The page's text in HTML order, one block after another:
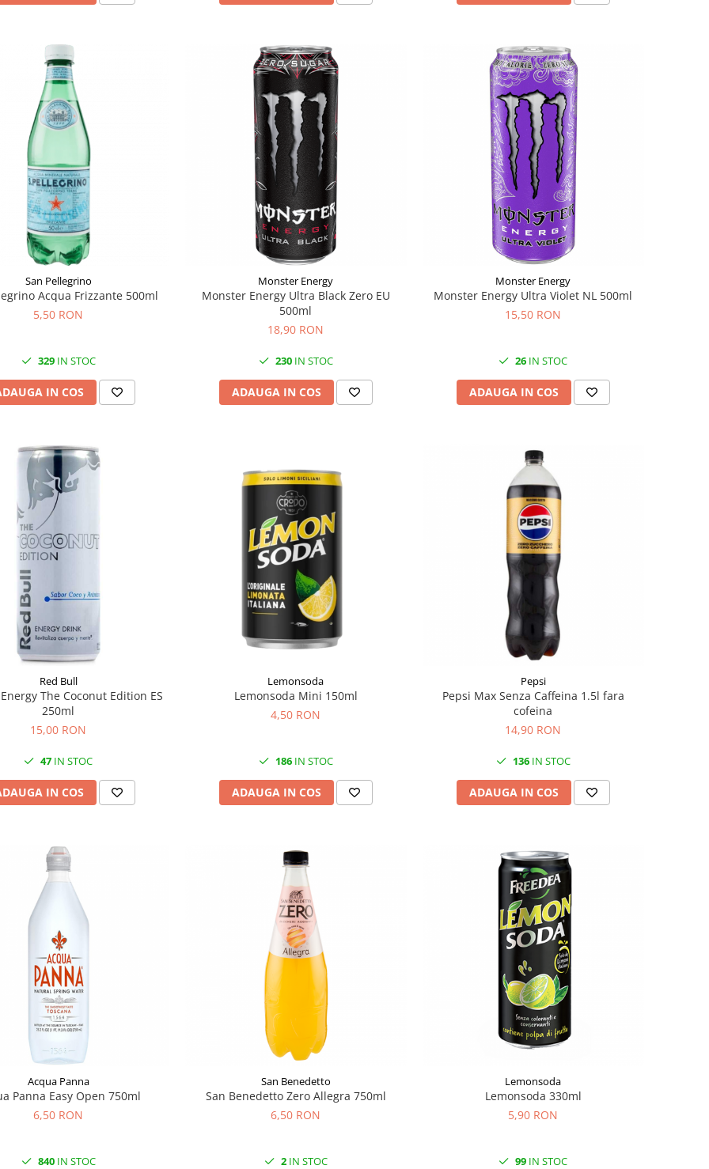
San Pellegrino
Acqua Frizzante 500ml
5,50 RON
329IN STOC
IN COS
Monster Energy
Monster Energy Ultra Black Zero EU
500ml
18,90 RON
230IN STOC
ADAUGA IN COS
Monster Energy
Monster Energy Ultra Violet NL 500ml
15,50 RON
26 IN STOC
ADAUGA IN COS
Red Bull
The Coconut Edition ES
250ml
15,00 RON
47 IN STOC
IN COS
Lemonsoda
Lemonsoda Mini 150ml
4,50 RON
186IN STOC
ADAUGA IN COS
Pepsi
Pepsi Max Senza Caffeina 1.5l fara
cofeina
14,90 RON
136IN STOC
ADAUGA IN COS
Acqua Panna
Panna Easy Open 750ml
6,50 RON
840IN STOC
San Benedetto
San Benedetto Zero Allegra 750ml
6,50 RON
2IN STOC
Lemonsoda
Lemonsoda 330ml
5,90 RON
99 IN STOC